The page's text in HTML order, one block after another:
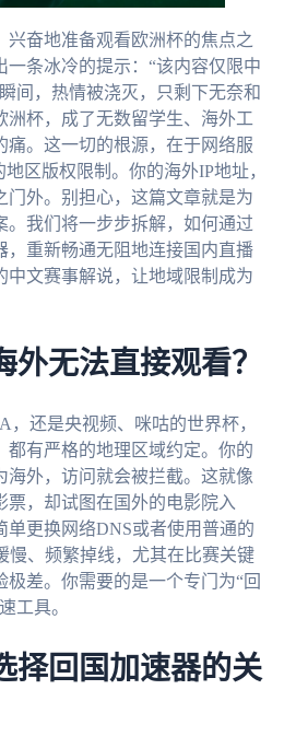
兴奋地准备观看欧洲杯的焦点之
一条冰冷的提示：“该内容仅限中
间，热情被浇灭，只剩下无奈和
洲杯，成了无数留学生、海外工
痛。这一切的根源，在于网络服
区版权限制。你的海外IP地址，
门外。别担心，这篇文章就是为
。我们将一步步拆解，如何通过
，重新畅通无阻地连接国内直播
中文赛事解说，让地域限制成为
外无法直接观看？
还是央视频、咪咕的世界杯，
都有严格的地理区域约定。你的
海外，访问就会被拦截。这就像
票，却试图在国外的电影院入
单更换网络DNS或者使用普通的
慢、频繁掉线，尤其在比赛关键
极差。你需要的是一个专门为“回
工具。
择回国加速器的关